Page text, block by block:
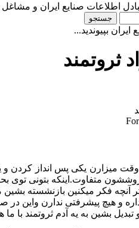
اطلاعات صنایع ایران و
بپیوندید...
وقت میزارن یکی پس انداز کردن
متفاوت.اینکه بتونی توی
آنچه فکر میکنین بازنشسته
و هیچ پیشرفتی ندارن واین
بشین به یه آدم ثروتمند با ما